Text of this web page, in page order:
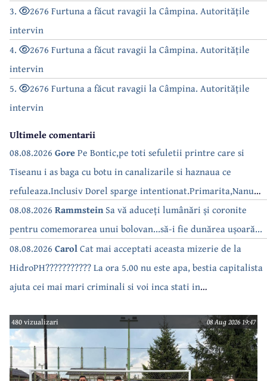
3.
2676 Furtuna a făcut ravagii la Câmpina. Autoritățile
intervin
4.
2676 Furtuna a făcut ravagii la Câmpina. Autoritățile
intervin
5.
2676 Furtuna a făcut ravagii la Câmpina. Autoritățile
intervin
Ultimele comentarii
08.08.2026 GorePe Bontic,pe toti sefuletii printre care si
Tiseanu i as baga cu botu in canalizarile si haznaua ce
refuleaza.Inclusiv Dorel sparge intentionat.Primarita,Nanu
bea apa de la robinet.Asta as intreba o si pe Izabel Mitrea
08.08.2026 RammsteinSa vă aduceți lumânări și coronite
pentru comemorarea unui bolovan...să-i fie dunărea ușoară...
08.08.2026 CarolCat mai acceptati aceasta mizerie de la
HidroPH??????????? La ora 5.00 nu este apa, bestia capitalista
ajuta cei mai mari criminali si voi inca stati in
480 vizualizari 08 Aug 2026 19:47